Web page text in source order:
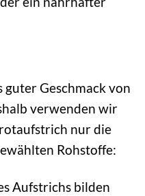
guter Geschmack von
verwenden wir
nur die
Rohstoffe:
Aufstrichs bilden